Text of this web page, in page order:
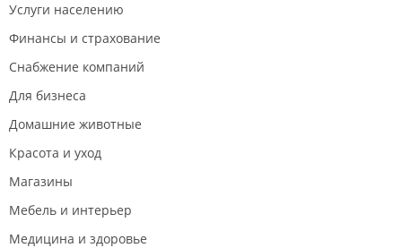
Услуги населению
Финансы и страхование
Снабжение компаний
Для бизнеса
Домашние животные
Красота и уход
Магазины
Мебель и интерьер
Медицина и здоровье